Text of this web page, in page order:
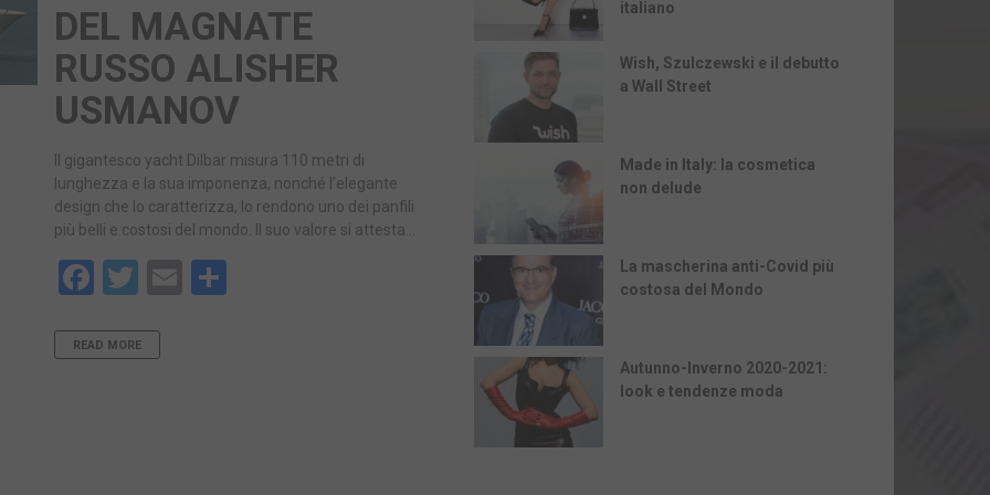
DEL MAGNATE
RUSSO ALISHER
USMANOV
Il gigantesco yacht Dilbar misura 110 metri di
lunghezza e la sua imponenza, nonché l’elegante
design che lo caratterizza, lo rendono uno dei panfili
più belli e costosi del mondo. Il suo valore si attesta…
Facebook
TwitterEmail
READ MORE
italiano
Wish, Szulczewski e il debutto
a Wall Street
Made in Italy: la cosmetica
non delude
La mascherina anti-Covid più
costosa del Mondo
Autunno-Inverno 2020-2021:
look e tendenze moda